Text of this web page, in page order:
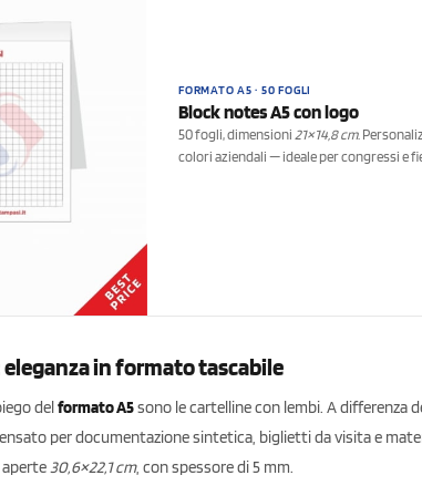
FORMATO A5 · 50 FOGLI
Block notes A5 con logo
50 fogli, dimensioni 21×14,8 cm.
colori aziendali — ideale per congressi e
eleganza in formato tascabile
del formato A5sono le cartelline con lembi. A differenza
per documentazione sintetica, biglietti da visita e
aperte30,6×22,1 cm, con spessore di 5 mm.